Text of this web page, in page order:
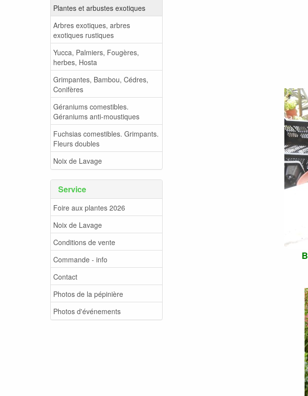
Plantes et arbustes exotiques
Arbres exotiques, arbres
exotiques rustiques
Yucca, Palmiers, Fougères,
herbes, Hosta
Grimpantes, Bambou, Cédres,
Conifères
Géraniums comestibles.
Géraniums anti-moustiques
Fuchsias comestibles. Grimpants.
Fleurs doubles
Noix de Lavage
Service
Foire aux plantes 2026
Noix de Lavage
Conditions de vente
Commande - info
Contact
Photos de la pépinière
Photos d'événements